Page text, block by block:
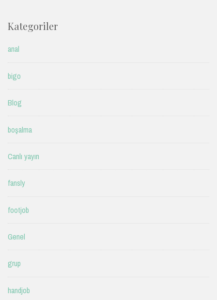
Kategoriler
anal
bigo
Blog
boşalma
Canlı yayın
fansly
footjob
Genel
grup
handjob